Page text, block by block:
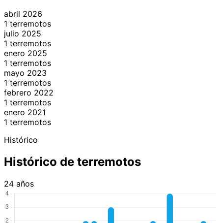
abril 2026
1 terremotos
julio 2025
1 terremotos
enero 2025
1 terremotos
mayo 2023
1 terremotos
febrero 2022
1 terremotos
enero 2021
1 terremotos
Histórico
Histórico de terremotos
24 años